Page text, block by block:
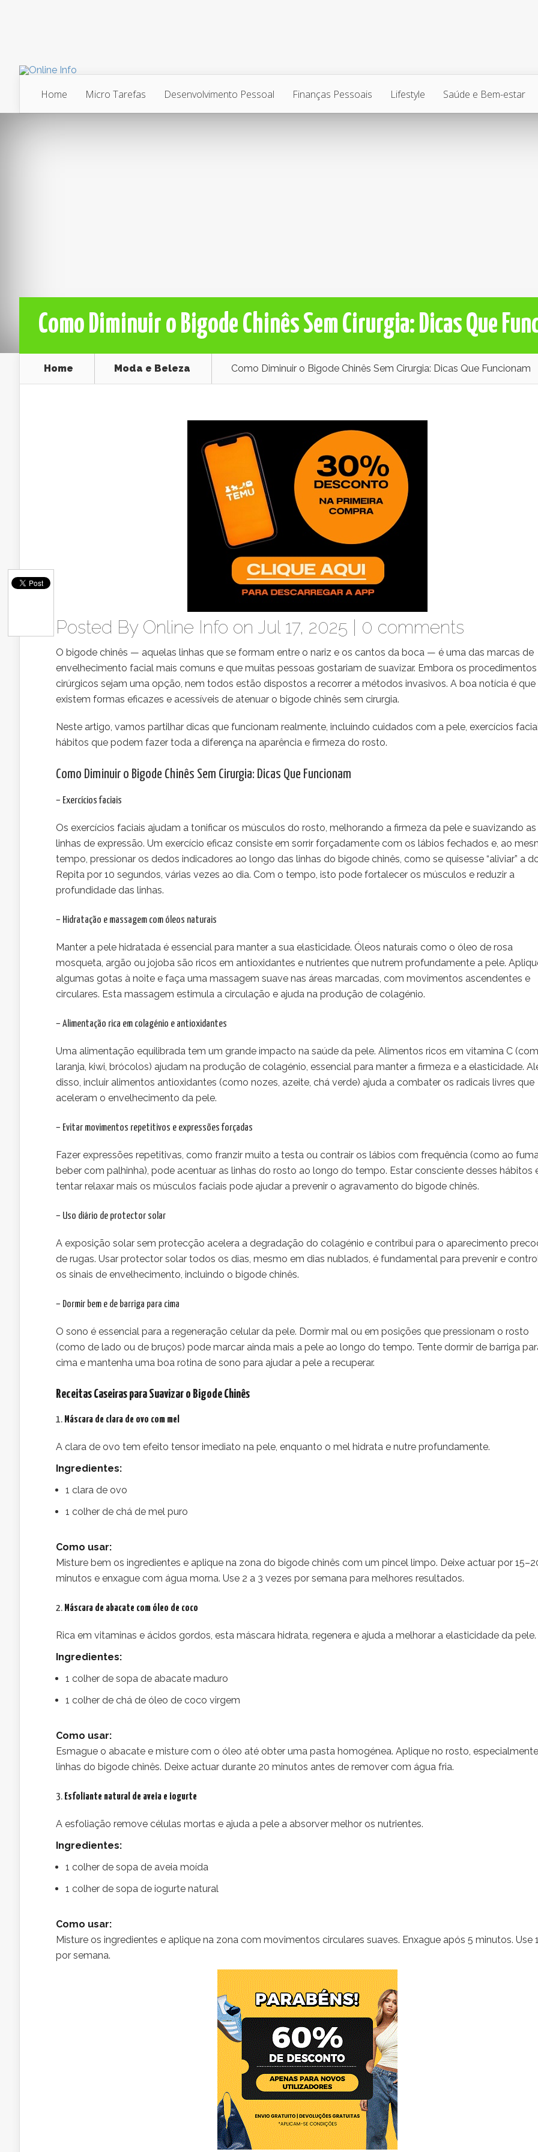
Home Micro Tarefas Desenvolvimento Pessoal Finanças Pessoais Lifestyle Saúde e Bem-estar
Como Diminuir o Bigode Chinês Sem Cirurgia: Dicas Que
Home Moda e Beleza Como Diminuir o Bigode Chinês Sem Cirurgia: Dicas Que Funcionam
Posted By Online Info on Jul 17, 2025 | 0 comments
O bigode chinês — aquelas linhas que se formam entre o nariz e os cantos da boca — é uma das marcas de
envelhecimento facial mais comuns e que muitas pessoas gostariam de suavizar. Embora os procedimentos
cirúrgicos sejam uma opção, nem todos estão dispostos a recorrer a métodos invasivos. A boa notícia é que
existem formas eficazes e acessíveis de atenuar o bigode chinês sem cirurgia.
Neste artigo, vamos partilhar dicas que funcionam realmente, incluindo cuidados com a pele, exercícios
hábitos que podem fazer toda a diferença na aparência e firmeza do rosto.
Como Diminuir o Bigode Chinês Sem Cirurgia: Dicas Que Funcionam
– Exercícios faciais
Os exercícios faciais ajudam a tonificar os músculos do rosto, melhorando a firmeza da pele e suavizando as
linhas de expressão. Um exercício eficaz consiste em sorrir forçadamente com os lábios fechados e, ao
tempo, pressionar os dedos indicadores ao longo das linhas do bigode chinês, como se quisesse “aliviar” a
Repita por 10 segundos, várias vezes ao dia. Com o tempo, isto pode fortalecer os músculos e reduzir a
profundidade das linhas.
– Hidratação e massagem com óleos naturais
Manter a pele hidratada é essencial para manter a sua elasticidade. Óleos naturais como o óleo de rosa
mosqueta, argão ou jojoba são ricos em antioxidantes e nutrientes que nutrem profundamente a pele.
algumas gotas à noite e faça uma massagem suave nas áreas marcadas, com movimentos ascendentes e
circulares. Esta massagem estimula a circulação e ajuda na produção de colagénio.
– Alimentação rica em colagénio e antioxidantes
Uma alimentação equilibrada tem um grande impacto na saúde da pele. Alimentos ricos em vitamina C
laranja, kiwi, brócolos) ajudam na produção de colagénio, essencial para manter a firmeza e a elasticidade.
disso, incluir alimentos antioxidantes (como nozes, azeite, chá verde) ajuda a combater os radicais livres que
aceleram o envelhecimento da pele.
– Evitar movimentos repetitivos e expressões forçadas
Fazer expressões repetitivas, como franzir muito a testa ou contrair os lábios com frequência (como ao
beber com palhinha), pode acentuar as linhas do rosto ao longo do tempo. Estar consciente desses hábitos
tentar relaxar mais os músculos faciais pode ajudar a prevenir o agravamento do bigode chinês.
– Uso diário de protector solar
A exposição solar sem protecção acelera a degradação do colagénio e contribui para o aparecimento
de rugas. Usar protector solar todos os dias, mesmo em dias nublados, é fundamental para prevenir e
os sinais de envelhecimento, incluindo o bigode chinês.
– Dormir bem e de barriga para cima
O sono é essencial para a regeneração celular da pele. Dormir mal ou em posições que pressionam o rosto
(como de lado ou de bruços) pode marcar ainda mais a pele ao longo do tempo. Tente dormir de barriga
cima e mantenha uma boa rotina de sono para ajudar a pele a recuperar.
Receitas Caseiras para Suavizar o Bigode Chinês
1. Máscara de clara de ovo com mel
A clara de ovo tem efeito tensor imediato na pele, enquanto o mel hidrata e nutre profundamente.
Ingredientes:
1 clara de ovo
1 colher de chá de mel puro
Como usar:
Misture bem os ingredientes e aplique na zona do bigode chinês com um pincel limpo. Deixe actuar por
minutos e enxague com água morna. Use 2 a 3 vezes por semana para melhores resultados.
2. Máscara de abacate com óleo de coco
Rica em vitaminas e ácidos gordos, esta máscara hidrata, regenera e ajuda a melhorar a elasticidade da pele.
Ingredientes:
1 colher de sopa de abacate maduro
1 colher de chá de óleo de coco virgem
Como usar:
Esmague o abacate e misture com o óleo até obter uma pasta homogénea. Aplique no rosto,
linhas do bigode chinês. Deixe actuar durante 20 minutos antes de remover com água fria.
3. Esfoliante natural de aveia e iogurte
A esfoliação remove células mortas e ajuda a pele a absorver melhor os nutrientes.
Ingredientes:
1 colher de sopa de aveia moída
1 colher de sopa de iogurte natural
Como usar:
Misture os ingredientes e aplique na zona com movimentos circulares suaves. Enxague após 5 minutos. Use
por semana.